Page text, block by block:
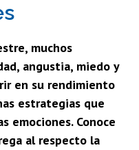
muchos
angustia, miedo y
en su rendimiento
estrategias que
emociones. Conoce
al respecto la